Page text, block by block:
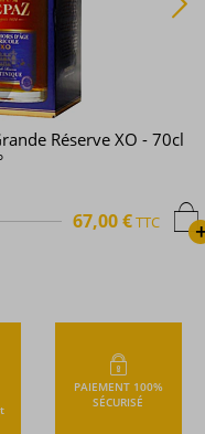
Réserve XO - 70cl
+
67,00 €TTC
PAIEMENT 100%
SÉCURISÉ